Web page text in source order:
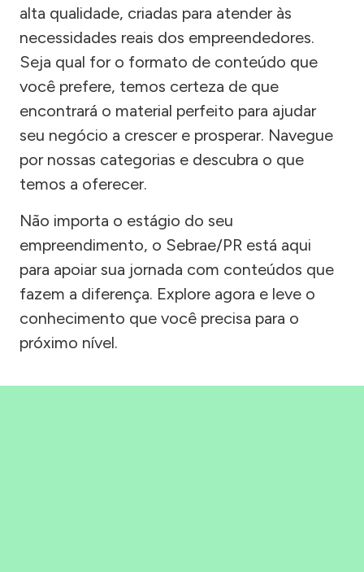
alta qualidade, criadas para atender às
necessidades reais dos empreendedores.
Seja qual for o formato de conteúdo que
você prefere, temos certeza de que
encontrará o material perfeito para ajudar
seu negócio a crescer e prosperar. Navegue
por nossas categorias e descubra o que
temos a oferecer.
Não importa o estágio do seu
empreendimento, o Sebrae/PR está aqui
para apoiar sua jornada com conteúdos que
fazem a diferença. Explore agora e leve o
conhecimento que você precisa para o
próximo nível.